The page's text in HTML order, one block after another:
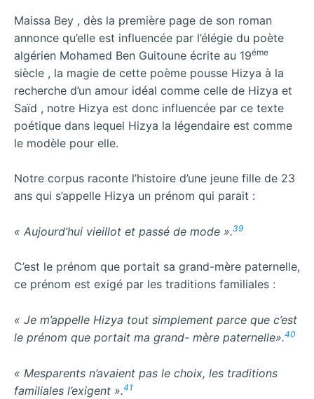
Maissa Bey , dès la première page de son roman
annonce qu’elle est influencée par l’élégie du poète
algérien Mohamed Ben Guitoune écrite au 19éme
siècle , la magie de cette poème pousse Hizya à la
recherche d’un amour idéal comme celle de Hizya et
Saïd , notre Hizya est donc influencée par ce texte
poétique dans lequel Hizya la légendaire est comme
le modèle pour elle.
Notre corpus raconte l’histoire d’une jeune fille de 23
ans qui s’appelle Hizya un prénom qui parait :
« Aujourd’hui vieillot et passé de mode ».39
C’est le prénom que portait sa grand-mère paternelle,
ce prénom est exigé par les traditions familiales :
« Je m’appelle Hizya tout simplement parce que c’est
le prénom que portait ma grand- mère paternelle».40
« Mesparents n’avaient pas le choix, les traditions
familiales l’exigent ».41